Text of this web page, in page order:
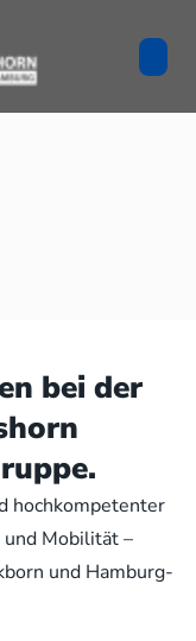
bei der
hochkompetenter
Mobilität –
und Hamburg-